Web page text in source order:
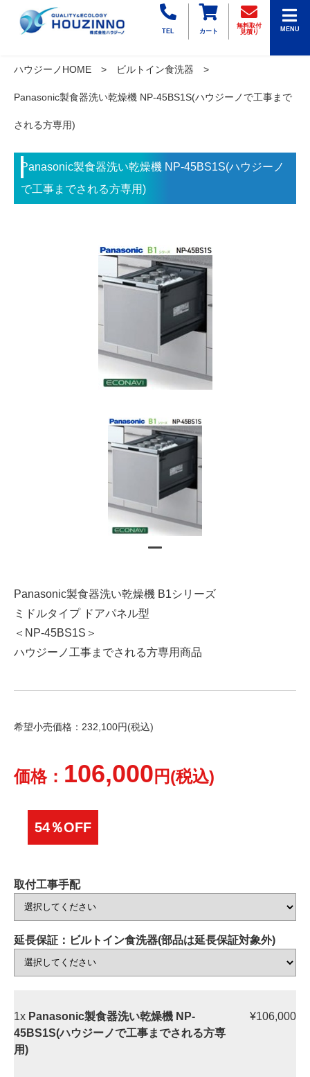
TEL カート
無料取付
見積り
MENU
ハウジーノHOME ビルトイン食洗器
Panasonic製食器洗い乾燥機 NP-45BS1S(ハウジーノで工事まで
される方専用)
Panasonic製食器洗い乾燥機 NP-45BS1S(ハウジーノ
で工事までされる方専用)
Panasonic製食器洗い乾燥機 B1シリーズ
ミドルタイプ ドアパネル型
＜NP-45BS1S＞
ハウジーノ工事までされる方専用商品
希望小売価格：232,100円(税込)
価格： 106,000 円(税込)
54％OFF
取付工事手配
延長保証：ビルトイン食洗器(部品は延長保証対象外)
1x Panasonic製食器洗い乾燥機 NP-
45BS1S(ハウジーノで工事までされる方専
用)
¥106,000